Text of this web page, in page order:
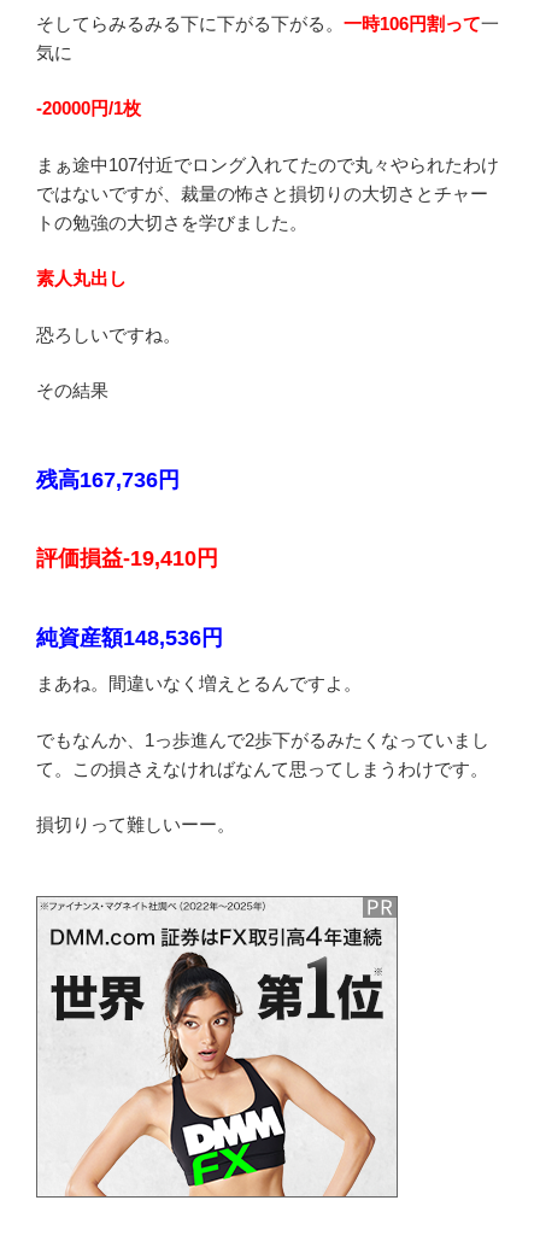
そしてらみるみる下に下がる下がる。 一時106円割って一
気に
-20000円/1枚
まぁ途中107付近でロング入れてたので丸々やられたわけ
ではないですが、裁量の怖さと損切りの大切さとチャー
トの勉強の大切さを学びました。
素人丸出し
恐ろしいですね。
その結果
残高167,736円
評価損益-19,410円
純資産額148,536円
まあね。間違いなく増えとるんですよ。
でもなんか、1っ歩進んで2歩下がるみたくなっていまし
て。この損さえなければなんて思ってしまうわけです。
損切りって難しいーー。